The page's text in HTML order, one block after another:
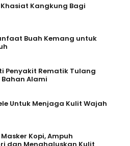
Kangkung Bagi
Buah Kemang untuk
Penyakit Rematik Tulang
Alami
Untuk Menjaga Kulit Wajah
Kopi, Ampuh